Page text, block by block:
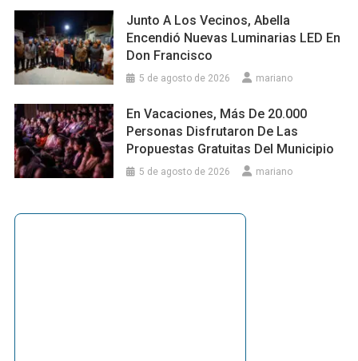
Junto A Los Vecinos, Abella
Encendió Nuevas Luminarias LED En
Don Francisco
5 de agosto de 2026 mariano
En Vacaciones, Más De 20.000
Personas Disfrutaron De Las
Propuestas Gratuitas Del Municipio
5 de agosto de 2026 mariano